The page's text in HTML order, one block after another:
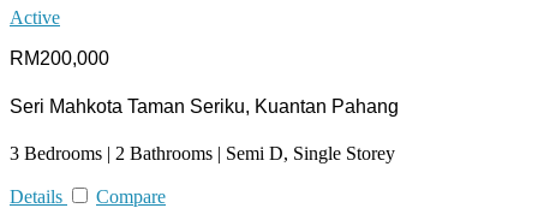
Active
RM200,000
Seri Mahkota Taman Seriku, Kuantan Pahang
3 Bedrooms | 2 Bathrooms | Semi D, Single Storey
Details Compare